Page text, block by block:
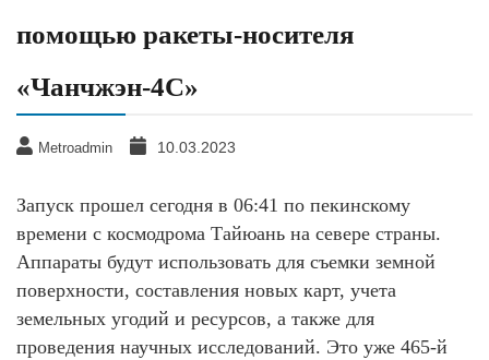
помощью ракеты-носителя
«Чанчжэн-4C»
Metroadmin 10.03.2023
Запуск прошел сегодня в 06:41 по пекинскому
времени с космодрома Тайюань на севере страны.
Аппараты будут использовать для съемки земной
поверхности, составления новых карт, учета
земельных угодий и ресурсов, а также для
проведения научных исследований. Это уже 465-й